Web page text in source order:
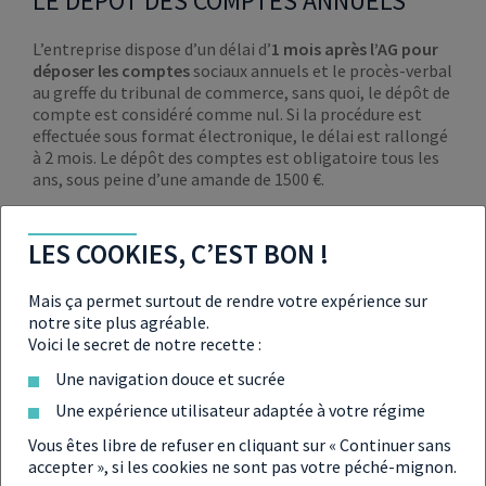
L’entreprise dispose d’un délai d’1 mois après l’AG pour
déposer les comptessociaux annuels et le procès-verbal
au greffe du tribunal de commerce, sans quoi, le dépôt de
compte est considéré comme nul. Si la procédure est
effectuée sous format électronique, le délai est rallongé
à 2 mois. Le dépôt des comptes est obligatoire tous les
ans, sous peine d’une amande de 1500 €.
Bon à savoir
L’option de confidentialitépeut être réclamée
au moment du dépôt des comptes. Selon le
chiffre d’affaires de l’entreprise et son effectif,
publics à la demande de la société.
LES COOKIES, C’EST BON !
Mais ça permet surtout de rendre votre expérience sur
notre site plus agréable.
Voici le secret de notre recette :
Une navigation douce et sucrée
Une expérience utilisateur adaptée à votre régime
Vous êtes libre de refuser en cliquant sur « Continuer sans
accepter », si les cookies ne sont pas votre péché-mignon.